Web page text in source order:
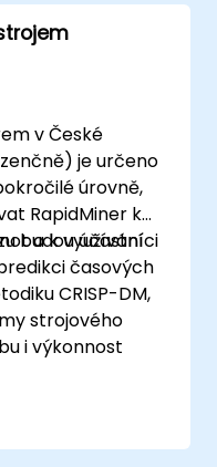
výroby a
modely
v České
je určeno
úrovně,
RapidMiner k
a k využívání
časových
budou účastníci
CRISP-DM,
strojového
i výkonnost
analytických
časových řad.